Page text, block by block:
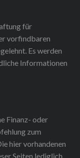
für
vorfindbaren
Es werden
Informationen
Finanz- oder
zum
hier vorhandenen
Seiten lediglich